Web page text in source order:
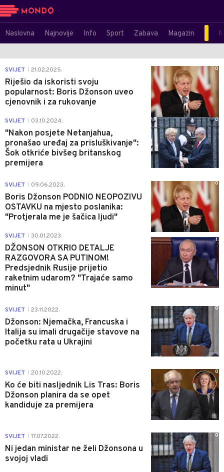
Naslovna Najnovije Info Sport Zabava Magazin
SVIJET 21.02.2025.
Riješio da iskoristi svoju
popularnost: Boris Džonson uveo
cjenovnik i za rukovanje
0
SVIJET 03.10.2024.
"Nakon posjete Netanjahua,
pronašao uređaj za prisluškivanje":
Šok otkriće bivšeg britanskog
premijera
0
SVIJET 09.06.2023.
Boris Džonson PODNIO NEOPOZIVU
OSTAVKU na mjesto poslanika:
"Protjerala me je šačica ljudi"
0
SVIJET 30.01.2023.
DŽONSON OTKRIO DETALJE
RAZGOVORA SA PUTINOM!
Predsjednik Rusije prijetio
raketnim udarom? "Trajaće samo
minut"
1
SVIJET 23.11.2022.
Džonson: Njemačka, Francuska i
Italija su imali drugačije stavove na
početku rata u Ukrajini
0
SVIJET 20.10.2022.
Ko će biti nasljednik Lis Tras: Boris
Džonson planira da se opet
kandiduje za premijera
0
SVIJET 17.07.2022.
Ni jedan ministar ne želi Džonsona u
svojoj vladi
0